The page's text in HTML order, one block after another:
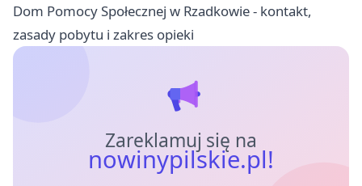
Dom Pomocy Społecznej w Rzadkowie - kontakt,
zasady pobytu i zakres opieki
Zareklamuj się na
nowinypilskie.pl!